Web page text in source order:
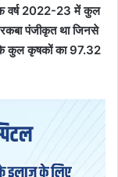
वर्ष 2022-23 में कुल
पंजीकृत था जिनसे
कुल कृषकों का 97.32